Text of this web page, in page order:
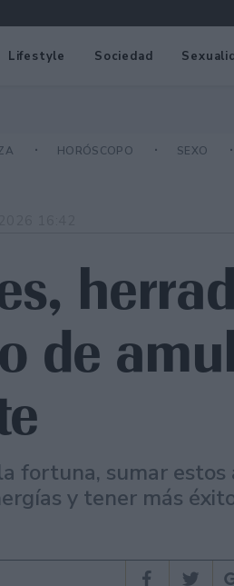
Lifestyle Sociedad
HORÓSCOPO SEXO
de
fortuna, sumar
y tener más